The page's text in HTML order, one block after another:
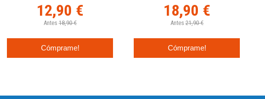
12,90 €
Antes 18,90 €
Cómprame!
18,90 €
Antes 21,90 €
Cómprame!